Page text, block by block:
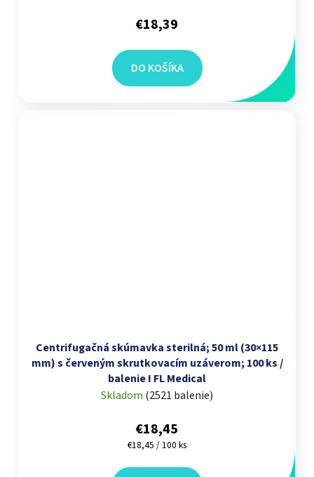
€18,39
DO KOŠÍKA
Centrifugačná skúmavka sterilná; 50 ml (30×115
mm) s červeným skrutkovacím uzáverom; 100 ks /
balenie I FL Medical
Skladom (2521 balenie)
€18,45
Jednotková cena:
€18,45 / 100 ks